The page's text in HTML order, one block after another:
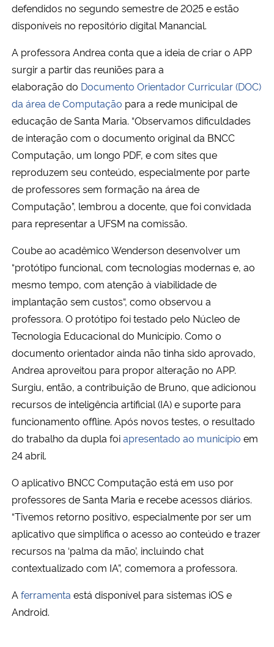
defendidos no segundo semestre de 2025 e estão
disponíveis no repositório digital Manancial.
A professora Andrea conta que a ideia de criar o APP
surgir a partir das reuniões para a
elaboração do Documento Orientador Curricular (DOC)
da área de Computação para a rede municipal de
educação de Santa Maria. “Observamos dificuldades
de interação com o documento original da BNCC
Computação, um longo PDF, e com sites que
reproduzem seu conteúdo, especialmente por parte
de professores sem formação na área de
Computação”, lembrou a docente, que foi convidada
para representar a UFSM na comissão.
Coube ao acadêmico Wenderson desenvolver um
“protótipo funcional, com tecnologias modernas e, ao
mesmo tempo, com atenção à viabilidade de
implantação sem custos“, como observou a
professora. O protótipo foi testado pelo Núcleo de
Tecnologia Educacional do Município. Como o
documento orientador ainda não tinha sido aprovado,
Andrea aproveitou para propor alteração no APP.
Surgiu, então, a contribuição de Bruno, queadicionou
recursos de inteligência artificial (IA) e suporte para
funcionamento offline. Após novos testes, o resultado
do trabalho da dupla foiapresentado ao município em
24 abril.
O aplicativo BNCC Computação está em uso por
professores de Santa Maria e recebe acessos diários.
“Tivemos retorno positivo, especialmente por ser um
aplicativo que simplifica o acesso ao conteúdo e trazer
recursos na ‘palma da mão’, incluindo chat
contextualizado com IA”, comemora a professora.
A ferramenta está disponível para sistemas iOS e
Android.